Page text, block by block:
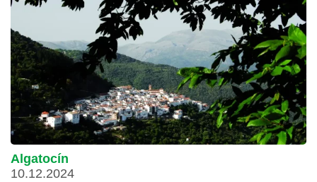
Algatocín
10.12.2024